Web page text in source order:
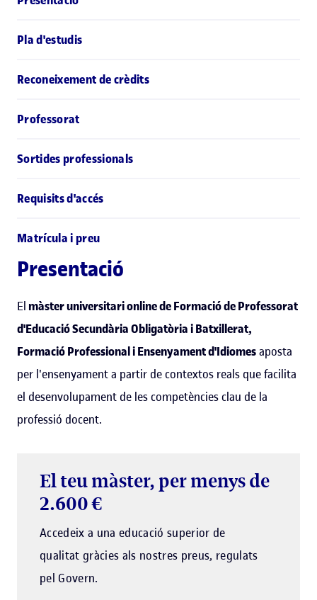
Pla d'estudis
Reconeixement de crèdits
Professorat
Sortides professionals
Requisits d'accés
Matrícula i preu
Presentació
El màster universitari online de Formació de Professorat
d'Educació Secundària Obligatòria i Batxillerat,
Formació Professional i Ensenyament d'Idiomesaposta
per l'ensenyament a partir de contextos reals que facilita
el desenvolupament de les competències clau de la
professió docent.
El teu màster, per menys de
2.600 €
Accedeix a una educació superior de
qualitat gràcies als nostres preus, regulats
pel Govern.